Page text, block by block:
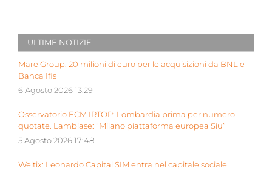
ULTIME NOTIZIE
Mare Group: 20 milioni di euro per le acquisizioni da BNL e
Banca Ifis
6 Agosto 2026 13:29
Osservatorio ECM IRTOP: Lombardia prima per numero
quotate. Lambiase: “Milano piattaforma europea Siu”
5 Agosto 2026 17:48
Weltix: Leonardo Capital SIM entra nel capitale sociale